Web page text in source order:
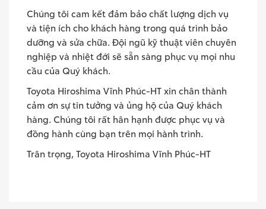
Chúng tôi cam kết đảm bảo chất lượng dịch vụ
và tiện ích cho khách hàng trong quá trình bảo
dưỡng và sửa chữa. Đội ngũ kỹ thuật viên chuyên
nghiệp và nhiệt đới sẽ sẵn sàng phục vụ mọi nhu
cầu của Quý khách.
Toyota Hiroshima Vĩnh Phúc-HT xin chân thành
cảm ơn sự tin tưởng và ủng hộ của Quý khách
hàng. Chúng tôi rất hân hạnh được phục vụ và
đồng hành cùng bạn trên mọi hành trình.
Trân trọng, Toyota Hiroshima Vĩnh Phúc-HT